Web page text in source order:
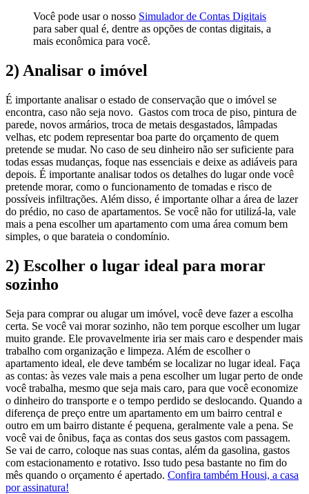
Você pode usar o nosso Simulador de Contas Digitais
para saber qual é, dentre as opções de contas digitais, a
mais econômica para você.
2) Analisar o imóvel
É importante analisar o estado de conservação que o imóvel se
encontra, caso não seja novo. Gastos com troca de piso, pintura de
parede, novos armários, troca de metais desgastados, lâmpadas
velhas, etc podem representar boa parte do orçamento de quem
pretende se mudar. No caso de seu dinheiro não ser suficiente para
todas essas mudanças, foque nas essenciais e deixe as adiáveis para
depois. É importante analisar todos os detalhes do lugar onde você
pretende morar, como o funcionamento de tomadas e risco de
possíveis infiltrações. Além disso, é importante olhar a área de lazer
do prédio, no caso de apartamentos. Se você não for utilizá-la, vale
mais a pena escolher um apartamento com uma área comum bem
simples, o que barateia o condomínio.
2) Escolher o lugar ideal para morar
sozinho
Seja para comprar ou alugar um imóvel, você deve fazer a escolha
certa. Se você vai morar sozinho, não tem porque escolher um lugar
muito grande. Ele provavelmente iria ser mais caro e despender mais
trabalho com organização e limpeza. Além de escolher o
apartamento ideal, ele deve também se localizar no lugar ideal. Faça
as contas: às vezes vale mais a pena escolher um lugar perto de onde
você trabalha, mesmo que seja mais caro, para que você economize
o dinheiro do transporte e o tempo perdido se deslocando. Quando a
diferença de preço entre um apartamento em um bairro central e
outro em um bairro distante é pequena, geralmente vale a pena. Se
você vai de ônibus, faça as contas dos seus gastos com passagem.
Se vai de carro, coloque nas suas contas, além da gasolina, gastos
com estacionamento e rotativo. Isso tudo pesa bastante no fim do
mês quando o orçamento é apertado. Confira também Housi, a casa
por assinatura!